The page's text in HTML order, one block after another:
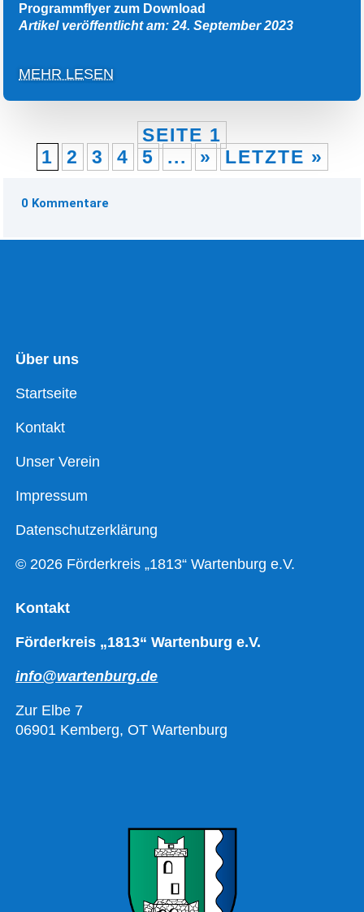
Programmflyer zum Download
Artikel veröffentlicht am: 24. September 2023
MEHR LESEN
SEITE 1
1
2 3 4 5 ... » LETZTE »
0 Kommentare
Über uns
Startseite
Kontakt
Unser Verein
Impressum
Datenschutzerklärung
© 2026 Förderkreis „1813“ Wartenburg e.V.
Kontakt
Förderkreis „1813“ Wartenburg e.V.
info@wartenburg.de
Zur Elbe 7
06901 Kemberg, OT Wartenburg